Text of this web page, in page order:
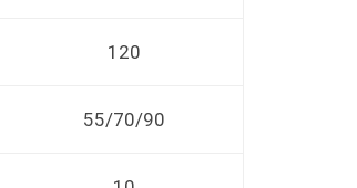
120
55/70/90